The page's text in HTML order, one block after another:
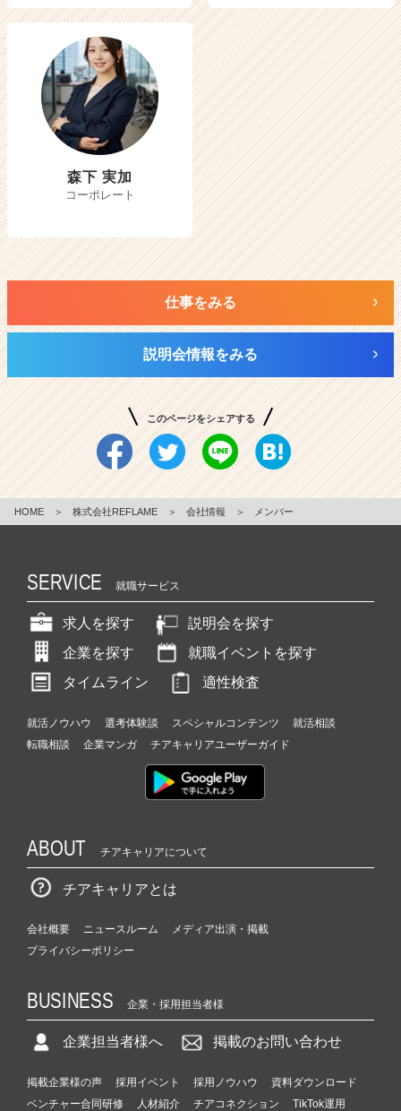
森下 実加
コーポレート
仕事をみる
説明会情報をみる
このページをシェアする
HOME ＞ 株式会社REFLAME ＞ 会社情報 ＞ メンバー
SERVICE 就職サービス
求人を探す
説明会を探す
企業を探す
就職イベントを探す
タイムライン
適性検査
就活ノウハウ 選考体験談 スペシャルコンテンツ
就活相談
転職相談
企業マンガ チアキャリアユーザーガイド
ABOUT チアキャリアについて
チアキャリアとは
会社概要 ニュースルーム
メディア出演・掲載
プライバシーポリシー
BUSINESS 企業・採用担当者様
企業担当者様へ 掲載のお問い合わせ
掲載企業様の声 採用イベント 採用ノウハウ
資料ダウンロード
ベンチャー合同研修
人材紹介 チアコネクション TikTok運用